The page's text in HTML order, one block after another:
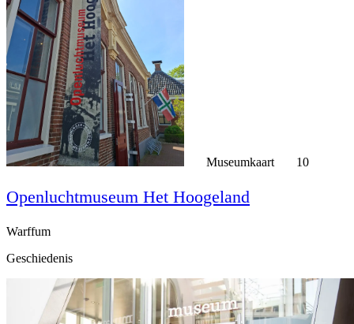
Museumkaart 10
Openluchtmuseum Het Hoogeland
Warffum
Geschiedenis